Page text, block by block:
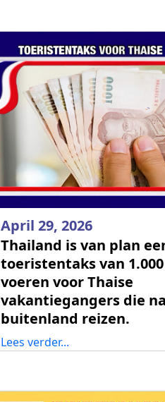
April 29, 2026
Thailand is van plan
toeristentaks van
voeren voor Thaise
vakantiegangers die
buitenland reizen.
Lees verder...